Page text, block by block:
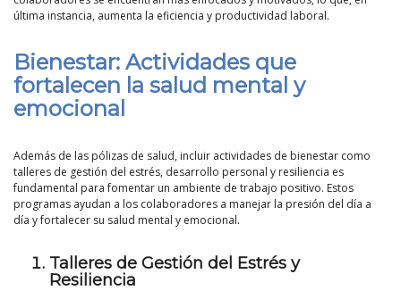
última instancia, aumenta la eficiencia y productividad laboral.
Bienestar: Actividades que
fortalecen la salud mental y
emocional
Además de las pólizas de salud, incluir actividades de bienestar como
talleres de gestión del estrés, desarrollo personal y resiliencia es
fundamental para fomentar un ambiente de trabajo positivo. Estos
programas ayudan a los colaboradores a manejar la presión del día a
día y fortalecer su salud mental y emocional.
Talleres de Gestión del Estrés y
Resiliencia